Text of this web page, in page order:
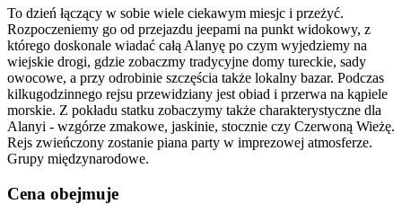
To dzień łączący w sobie wiele ciekawym miesjc i przeżyć.
Rozpoczeniemy go od przejazdu jeepami na punkt widokowy, z
którego doskonale wiadać całą Alanyę po czym wyjedziemy na
wiejskie drogi, gdzie zobaczmy tradycyjne domy tureckie, sady
owocowe, a przy odrobinie szczęścia także lokalny bazar. Podczas
kilkugodzinnego rejsu przewidziany jest obiad i przerwa na kąpiele
morskie. Z pokładu statku zobaczymy także charakterystyczne dla
Alanyi - wzgórze zmakowe, jaskinie, stocznie czy Czerwoną Wieżę.
Rejs zwieńczony zostanie piana party w imprezowej atmosferze.
Grupy międzynarodowe.
Cena obejmuje